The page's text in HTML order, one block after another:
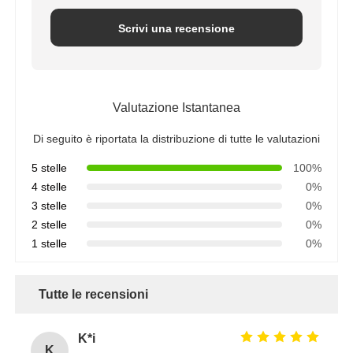
Chi siamo
Controllo di qualità
Contattaci
notizie
Sistemi RO
Amorbiditura dell'acqua
Scrivi una recensione
Valutazione Istantanea
Di seguito è riportata la distribuzione di tutte le valutazioni
5 stelle
100%
4 stelle
0%
3 stelle
0%
2 stelle
0%
1 stelle
0%
Tutte le recensioni
K
K*i